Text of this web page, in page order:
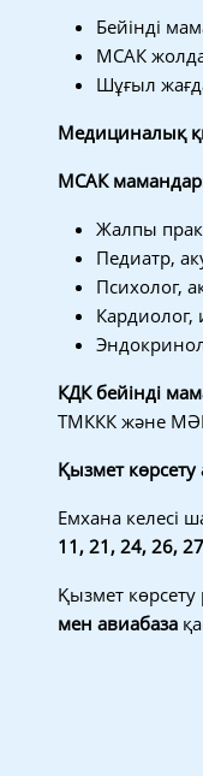
Бейінді
МСАК
Шұғыл
Медициналық
МСАК
Жалпы
Педиатр,
Психолог,
Кардиолог,
КДК бейінді
ТМККК және
Қызмет көрсету
Емхана келесі
11, 21, 24, 26,
Қызмет
мен авиабаза